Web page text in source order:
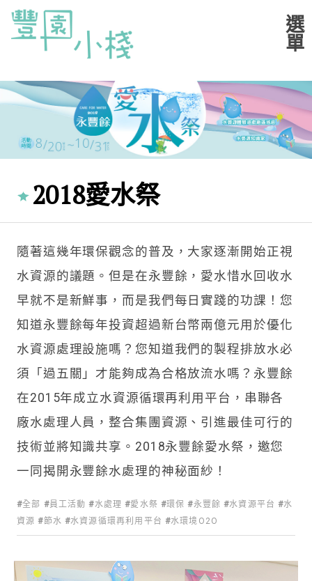
2018愛水祭
隨著這幾年環保觀念的普及，大家逐漸開始正視
水資源的議題。但是在永豐餘，愛水惜水回收水
早就不是新鮮事，而是我們每日實踐的功課！您
知道永豐餘每年投資超過新台幣兩億元用於優化
水資源處理設施嗎？您知道我們的製程排放水必
須「過五關」才能夠成為合格放流水嗎？永豐餘
在2015年成立水資源循環再利用平台，串聯各
廠水處理人員，整合集團資源、引進最佳可行的
技術並將知識共享。2018永豐餘愛水祭，邀您
一同揭開永豐餘水處理的神秘面紗！
全部 員工活動 水處理 愛水祭 環保 永豐餘 水資源平台
水
資源
節水 水資源循環再利用平台 水環境O2O